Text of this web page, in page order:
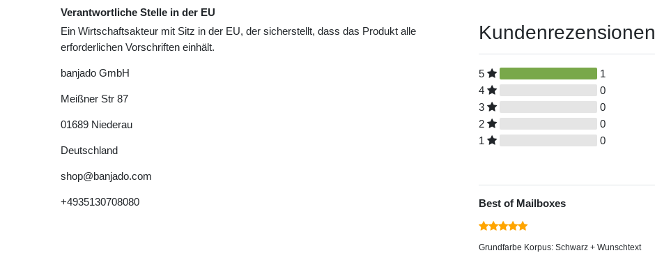
Verantwortliche Stelle in der EU
Ein Wirtschaftsakteur mit Sitz in der EU, der sicherstellt, dass das Produkt alle
erforderlichen Vorschriften einhält.
banjado GmbH
Meißner Str 87
01689 Niederau
Deutschland
shop@banjado.com
+4935130708080
Kundenrezensionen
5
1
4
0
3
0
2
0
1
0
Best of Mailboxes
Grundfarbe Korpus: Schwarz + Wunschtext